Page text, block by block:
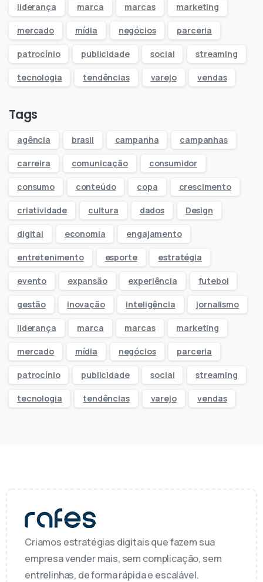
liderança marca marcas marketing
mercado mídia negócios parceria
patrocínio publicidade social streaming
tecnologia tendências varejo vendas
Tags
agência brasil campanha campanhas
carreira comunicação consumidor
consumo conteúdo copa crescimento
criatividade cultura dados Design
digital economia engajamento
entretenimento esporte estratégia
evento expansão experiência futebol
gestão inovação inteligência jornalismo
liderança marca marcas marketing
mercado mídia negócios parceria
patrocínio publicidade social streaming
tecnologia tendências varejo vendas
Criamos estratégias digitais que fazem sua
empresa vender mais, sem complicação, sem
entrelinhas, de forma rápida e escalável.